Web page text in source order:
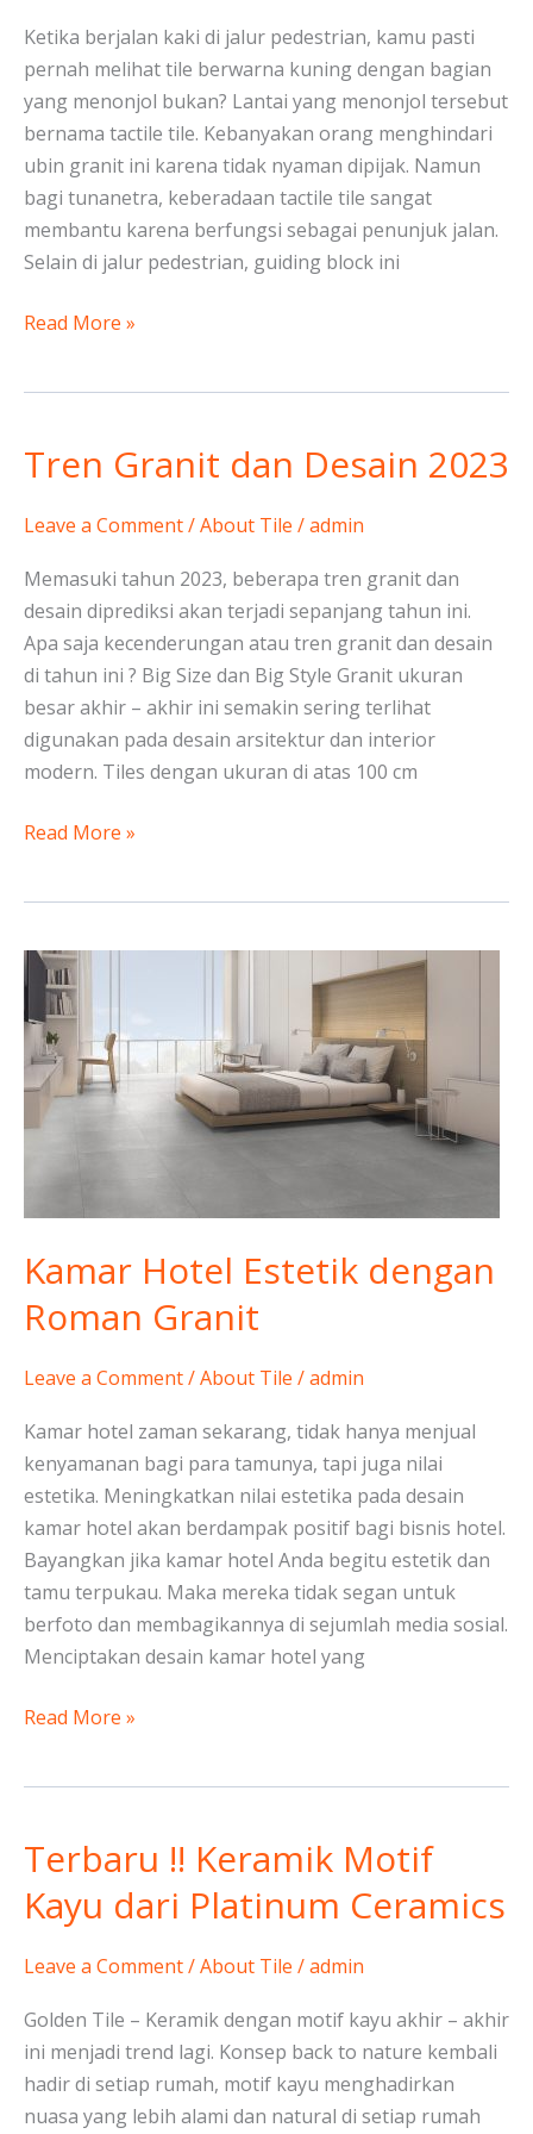
Ketika berjalan kaki di jalur pedestrian, kamu pasti
pernah melihat tile berwarna kuning dengan bagian
yang menonjol bukan? Lantai yang menonjol tersebut
bernama tactile tile. Kebanyakan orang menghindari
ubin granit ini karena tidak nyaman dipijak. Namun
bagi tunanetra, keberadaan tactile tile sangat
membantu karena berfungsi sebagai penunjuk jalan.
Selain di jalur pedestrian, guiding block ini
Read More »
Tren Granit dan Desain 2023
Leave a Comment/About Tile /admin
Memasuki tahun 2023, beberapa tren granit dan
desain diprediksi akan terjadi sepanjang tahun ini.
Apa saja kecenderungan atau tren granit dan desain
di tahun ini ? Big Size dan Big Style Granit ukuran
besar akhir – akhir ini semakin sering terlihat
digunakan pada desain arsitektur dan interior
modern. Tiles dengan ukuran di atas 100 cm
Tren
dan
2023
Read More »
Kamar Hotel Estetik dengan
Roman Granit
Leave a Comment/About Tile /admin
Kamar hotel zaman sekarang, tidak hanya menjual
kenyamanan bagi para tamunya, tapi juga nilai
estetika. Meningkatkan nilai estetika pada desain
kamar hotel akan berdampak positif bagi bisnis hotel.
Bayangkan jika kamar hotel Anda begitu estetik dan
tamu terpukau. Maka mereka tidak segan untuk
berfoto dan membagikannya di sejumlah media sosial.
Menciptakan desain kamar hotel yang
Kamar
Hotel
Estetik
dengan
Roman
Granit
Read More »
Terbaru !! Keramik Motif
Kayu dari Platinum Ceramics
Leave a Comment/About Tile /admin
Golden Tile – Keramik dengan motif kayu akhir – akhir
ini menjadi trend lagi. Konsep back to nature kembali
hadir di setiap rumah, motif kayu menghadirkan
nuasa yang lebih alami dan natural di setiap rumah
Terbaru
Keramik
Kayu
dari
Platinum
Ceramics